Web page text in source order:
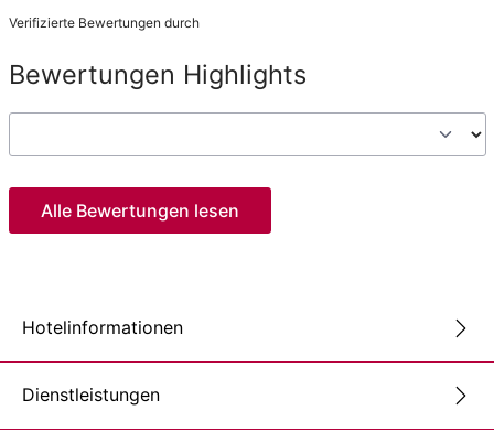
Verifizierte Bewertungen durch
Bewertungen Highlights
Alle Bewertungen lesen
Hotelinformationen
Dienstleistungen